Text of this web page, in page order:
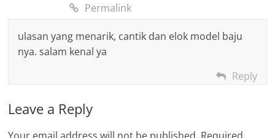
Permalink
ulasan yang menarik, cantik dan elok model baju
nya. salam kenal ya
Reply
Leave a Reply